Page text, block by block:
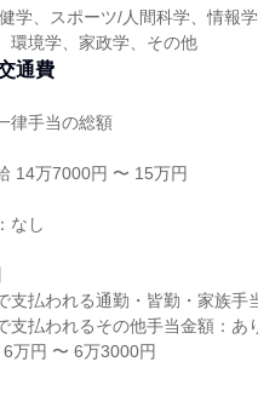
学、スポーツ/人間科学、情報
環境学、家政学、その他
通費
律手当の総額
14万7000円 〜 15万円
なし
支払われる通勤・皆勤・家族手
支払われるその他手当金額：あ
万円 〜 6万3000円